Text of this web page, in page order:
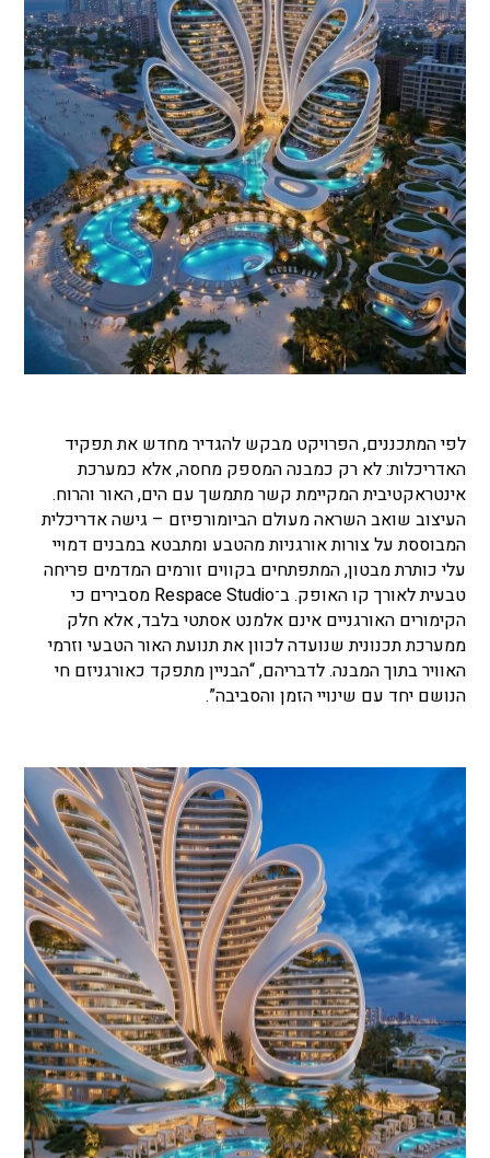
לפי המתכננים, הפרויקט מבקש להגדיר מחדש את תפקיד
האדריכלות: לא רק כמבנה המספק מחסה, אלא כמערכת
אינטראקטיבית המקיימת קשר מתמשך עם הים, האור והרוח.
העיצוב שואב השראה מעולם הביומורפיזם – גישה אדריכלית
המבוססת על צורות אורגניות מהטבע ומתבטא במבנים דמויי
עלי כותרת מבטון, המתפתחים בקווים זורמים המדמים פריחה
טבעית לאורך קו האופק. ב־Respace Studio מסבירים כי
הקימורים האורגניים אינם אלמנט אסתטי בלבד, אלא חלק
ממערכת תכנונית שנועדה לכוון את תנועת האור הטבעי וזרמי
האוויר בתוך המבנה. לדבריהם, “הבניין מתפקד כאורגניזם חי
הנושם יחד עם שינויי הזמן והסביבה”.